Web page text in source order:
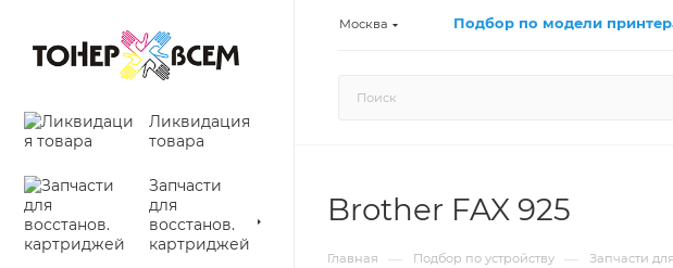
Москва Подбор по модели
Ликвидация
товара
Запчасти
для
восстанов.
картриджей
Brother FAX 925
Главная — Подбор по устройству — Запчасти